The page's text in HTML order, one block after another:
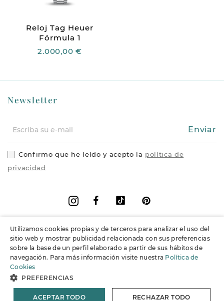
Reloj Tag Heuer
Fórmula 1
2.000,00 €
Información
Soporte
© 2026 Joieria Grau.España. Todos los derechos reservados.
Newsletter
Enviar
Confirmo que he leído y acepto la política de
privacidad
FacebookVimeo
Instagram
Utilizamos cookies propias y de terceros para analizar el uso del
sitio web y mostrar publicidad relacionada con sus preferencias
sobre la base de un perfil elaborado a partir de sus hábitos de
navegación. Para más información visite nuestra Política de
Cookies
PREFERENCIAS
ACEPTAR TODO RECHAZAR TODO